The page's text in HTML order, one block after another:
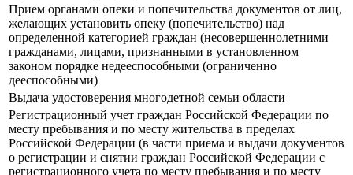
Прием органами опеки и попечительства документов от лиц,
желающих установить опеку (попечительство) над
определенной категорией граждан (несовершеннолетними
гражданами, лицами, признанными в установленном
законом порядке недееспособными (ограниченно
дееспособными)
Выдача удостоверения многодетной семьи области
Регистрационный учет граждан Российской Федерации по
месту пребывания и по месту жительства в пределах
Российской Федерации (в части приема и выдачи документов
о регистрации и снятии граждан Российской Федерации с
регистрационного учета по месту пребывания и по месту